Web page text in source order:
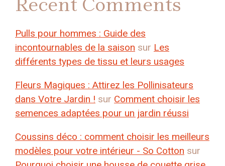
Recent Comments
Pulls pour hommes : Guide des
incontournables de la saison sur Les
différents types de tissu et leurs usages
Fleurs Magiques : Attirez les Pollinisateurs
dans Votre Jardin ! sur Comment choisir les
semences adaptées pour un jardin réussi
Coussins déco : comment choisir les meilleurs
modèles pour votre intérieur - So Cotton sur